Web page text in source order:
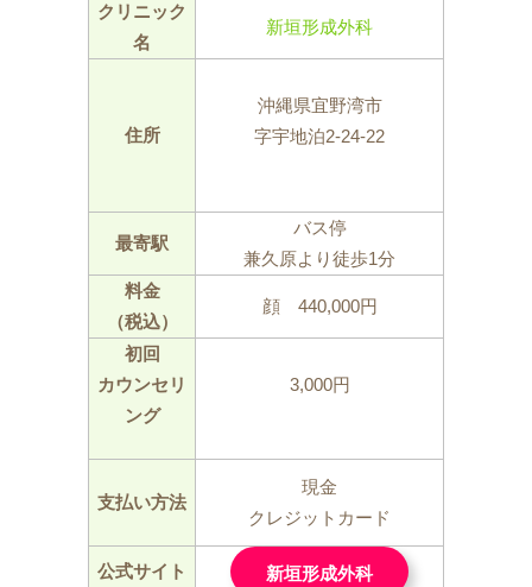
クリニック
名
新垣形成外科
住所
沖縄県宜野湾市
字宇地泊2-24-22
最寄駅
バス停
兼久原より徒歩1分
料金
（税込）
顔 440,000円
初回
カウンセリ
ング
3,000円
支払い方法
現金
クレジットカード
公式サイト 新垣形成外科